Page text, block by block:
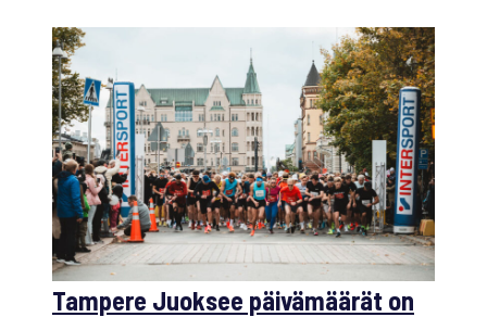
Tampere Juoksee päivämäärät on